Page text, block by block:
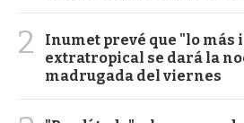
2
Inumet prevé que "lo más
extratropical se dará la
madrugada del viernes